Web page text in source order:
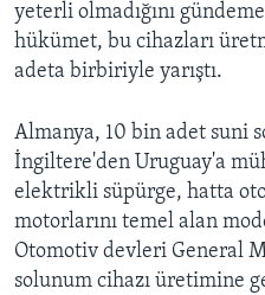
yeterli olmadığını
hükümet, bu cihazları
adeta birbiriyle yarıştı.
Almanya, 10 bin adet suni
İngiltere'den Uruguay'a
elektrikli süpürge, hatta
motorlarını temel alan
Otomotiv devleri General
solunum cihazı üretimine